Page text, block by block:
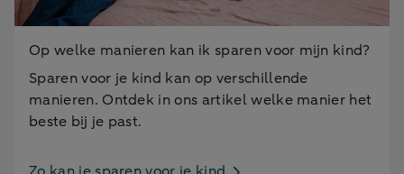
Op welke manieren kan ik sparen voor mijn kind?
Sparen voor je kind kan op verschillende
manieren. Ontdek in ons artikel welke manier het
beste bij je past.